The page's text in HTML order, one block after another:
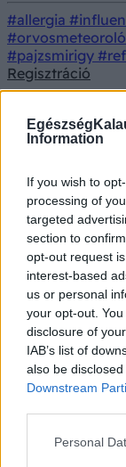
Information
If you wish to
processing of
targeted
section to
opt-out request
interest-based
us or personal
your opt-out.
disclosure of
IAB’s list of
also be
Downstream
Please note that
Personal
#allergia
#pajzsmirigy
Regisztráció
Trójai
vírus